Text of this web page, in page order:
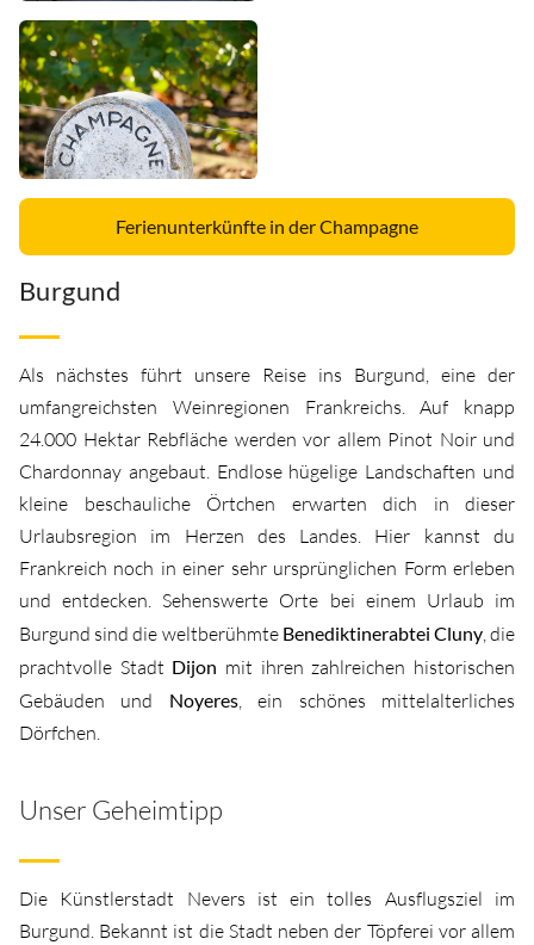
Ferienunterkünfte in der Champagne
Burgund
Als nächstes führt unsere Reise ins Burgund, eine der
umfangreichsten Weinregionen Frankreichs. Auf knapp
24.000 Hektar Rebfläche werden vor allem Pinot Noir und
Chardonnay angebaut. Endlose hügelige Landschaften und
kleine beschauliche Örtchen erwarten dich in dieser
Urlaubsregion im Herzen des Landes. Hier kannst du
Frankreich noch in einer sehr ursprünglichen Form erleben
und entdecken. Sehenswerte Orte bei einem Urlaub im
Burgund sind die weltberühmte Benediktinerabtei Cluny, die
prachtvolle Stadt Dijon mit ihren zahlreichen historischen
Gebäuden und Noyeres, ein schönes mittelalterliches
Dörfchen.
Unser Geheimtipp
Die Künstlerstadt Nevers ist ein tolles Ausflugsziel im
Burgund. Bekannt ist die Stadt neben der Töpferei vor allem